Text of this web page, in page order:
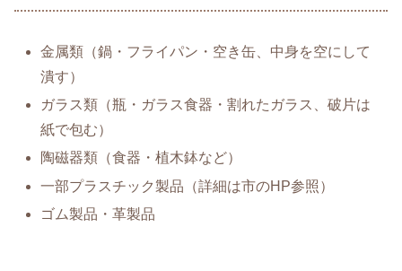
金属類（鍋・フライパン・空き缶、中身を空にして
潰す）
ガラス類（瓶・ガラス食器・割れたガラス、破片は
紙で包む）
陶磁器類（食器・植木鉢など）
一部プラスチック製品（詳細は市のHP参照）
ゴム製品・革製品